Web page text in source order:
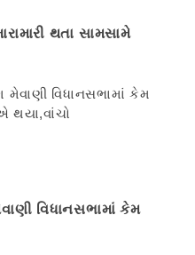
થતા સામસામે
વિધાનસભામાં કેમ